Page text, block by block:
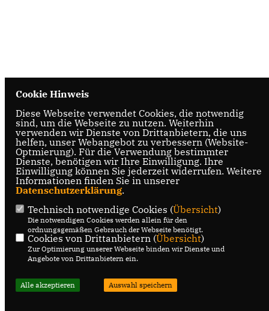
Cookie Hinweis
Diese Webseite verwendet Cookies, die notwendig
sind, um die Webseite zu nutzen. Weiterhin
verwenden wir Dienste von Drittanbietern, die uns
helfen, unser Webangebot zu verbessern (Website-
Optmierung). Für die Verwendung bestimmter
Dienste, benötigen wir Ihre Einwilligung. Ihre
Einwilligung können Sie jederzeit widerrufen. Weitere
Informationen finden Sie in unserer
Datenschutzerklärung.
Technisch notwendige Cookies (Übersicht)
Die notwendigen Cookies werden allein für den
ordnungsgemäßen Gebrauch der Webseite benötigt.
Cookies von Drittanbietern (Übersicht)
Zur Optimierung unserer Webseite binden wir Dienste und
Angebote von Drittanbietern ein.
Alle akzeptieren Auswahl speichern